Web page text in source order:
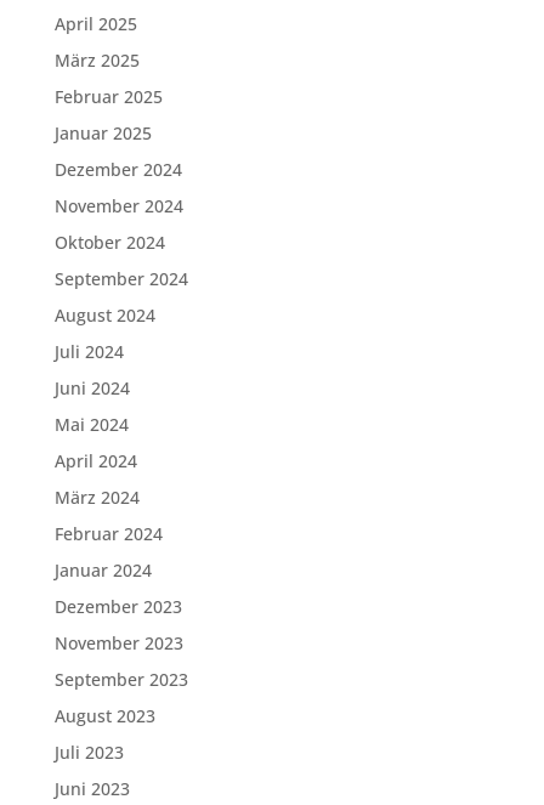
April 2025
März 2025
Februar 2025
Januar 2025
Dezember 2024
November 2024
Oktober 2024
September 2024
August 2024
Juli 2024
Juni 2024
Mai 2024
April 2024
März 2024
Februar 2024
Januar 2024
Dezember 2023
November 2023
September 2023
August 2023
Juli 2023
Juni 2023